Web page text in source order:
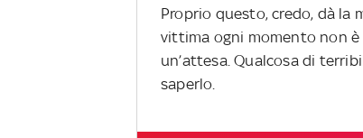
Proprio questo, credo, dà la
vittima ogni momento non
un’attesa. Qualcosa di
saperlo.